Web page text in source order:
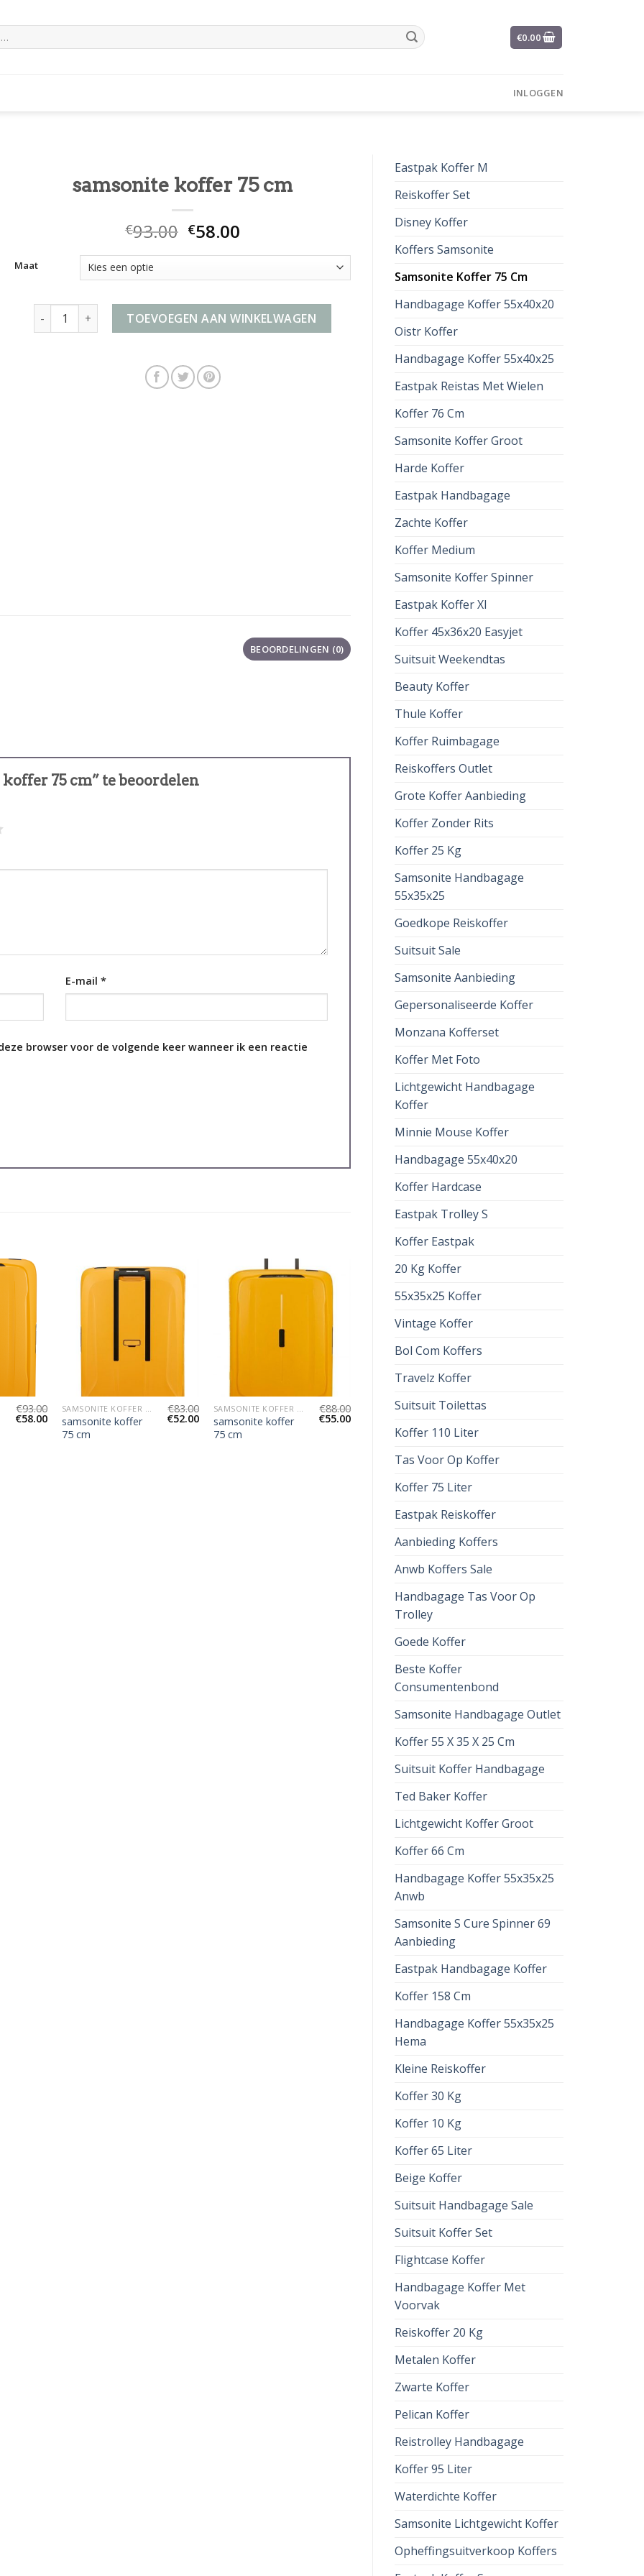
€0.00
INLOGGEN
Eastpak Koffer M
Reiskoffer Set
Disney Koffer
Koffers Samsonite
Samsonite Koffer 75 Cm
Handbagage Koffer 55x40x20
Oistr Koffer
Handbagage Koffer 55x40x25
Eastpak Reistas Met Wielen
Koffer 76 Cm
Samsonite Koffer Groot
Harde Koffer
Eastpak Handbagage
Zachte Koffer
Koffer Medium
Samsonite Koffer Spinner
Eastpak Koffer Xl
Koffer 45x36x20 Easyjet
Suitsuit Weekendtas
Beauty Koffer
Thule Koffer
Koffer Ruimbagage
Reiskoffers Outlet
Grote Koffer Aanbieding
Koffer Zonder Rits
Koffer 25 Kg
Samsonite Handbagage
55x35x25
Goedkope Reiskoffer
Suitsuit Sale
Samsonite Aanbieding
Gepersonaliseerde Koffer
Monzana Kofferset
Koffer Met Foto
Lichtgewicht Handbagage
Koffer
Minnie Mouse Koffer
Handbagage 55x40x20
Koffer Hardcase
Eastpak Trolley S
Koffer Eastpak
20 Kg Koffer
55x35x25 Koffer
Vintage Koffer
Bol Com Koffers
Travelz Koffer
Suitsuit Toilettas
Koffer 110 Liter
Tas Voor Op Koffer
Koffer 75 Liter
Eastpak Reiskoffer
Aanbieding Koffers
Anwb Koffers Sale
Handbagage Tas Voor Op
Trolley
Goede Koffer
Beste Koffer
Consumentenbond
Samsonite Handbagage Outlet
Koffer 55 X 35 X 25 Cm
Suitsuit Koffer Handbagage
Ted Baker Koffer
Lichtgewicht Koffer Groot
Koffer 66 Cm
Handbagage Koffer 55x35x25
Anwb
Samsonite S Cure Spinner 69
Aanbieding
Eastpak Handbagage Koffer
Koffer 158 Cm
Handbagage Koffer 55x35x25
Hema
Kleine Reiskoffer
Koffer 30 Kg
Koffer 10 Kg
Koffer 65 Liter
Beige Koffer
Suitsuit Handbagage Sale
Suitsuit Koffer Set
Flightcase Koffer
Handbagage Koffer Met
Voorvak
Reiskoffer 20 Kg
Metalen Koffer
Zwarte Koffer
Pelican Koffer
Reistrolley Handbagage
Koffer 95 Liter
Waterdichte Koffer
Samsonite Lichtgewicht Koffer
Opheffingsuitverkoop Koffers
samsonite koffer 75 cm
€93.00 €58.00
Maat
samsonite koffer 75 cm aantalTOEVOEGEN AAN WINKELWAGEN
BEOORDELINGEN (0)
75 cm” te beoordelen
E-mail *
browser voor de volgende keer wanneer ik een reactie
€93.00
€58.00
samsonite koffer
75 cm
€83.00
€52.00
samsonite koffer
75 cm
€88.00
€55.00